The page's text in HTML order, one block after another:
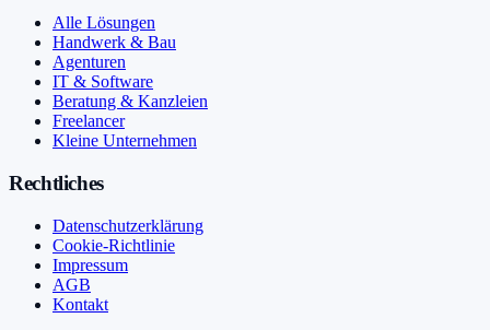
Alle Lösungen
Handwerk & Bau
Agenturen
IT & Software
Beratung & Kanzleien
Freelancer
Kleine Unternehmen
Rechtliches
Datenschutzerklärung
Cookie-Richtlinie
Impressum
AGB
Kontakt